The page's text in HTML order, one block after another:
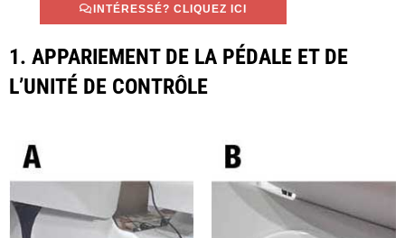
INTÉRESSÉ? CLIQUEZ ICI
1. APPARIEMENT DE LA PÉDALE ET DE
L’UNITÉ DE CONTRÔLE